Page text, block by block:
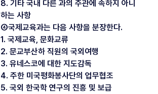
8. 기타 국내 다른 과의 주관에 속하지 아니
하는 사항
④국제교육과는 다음 사항을 분장한다.
1. 국제교육, 문화교류
2. 문교부산하 직원의 국외여행
3. 유네스코에 대한 지도감독
4. 주한 미국평화봉사단의 업무협조
5. 국외 한국학 연구의 진흥 및 보급